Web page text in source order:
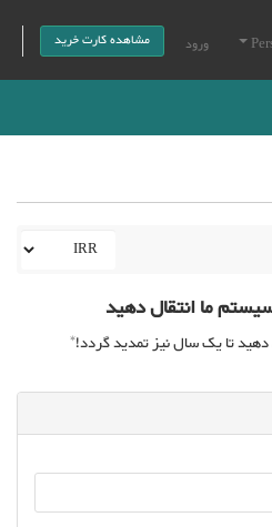
ورود مشاهده کارت خرید
ما انتقال دهید
دهید تا یک سال نیز تمدید گردد!*